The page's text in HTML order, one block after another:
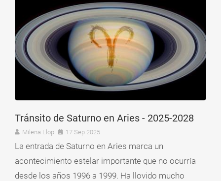
Tránsito de Saturno en Aries - 2025-2028
Milena Llop 17 Sep 2025
La entrada de Saturno en Aries marca un
acontecimiento estelar importante que no ocurría
desde los años 1996 a 1999. Ha llovido mucho